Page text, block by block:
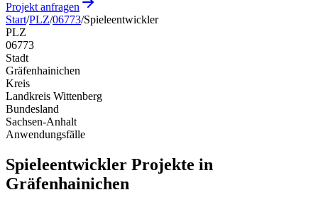
Projekt anfragen
Start/PLZ/06773/Spieleentwickler
PLZ
06773
Stadt
Gräfenhainichen
Kreis
Landkreis Wittenberg
Bundesland
Sachsen-Anhalt
Anwendungsfälle
Spieleentwickler Projekte in
Gräfenhainichen